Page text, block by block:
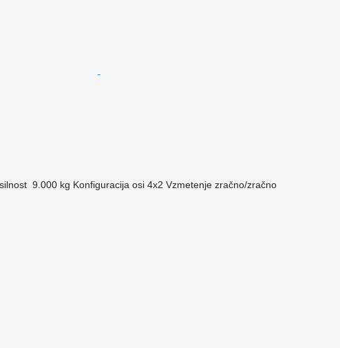
9.000 kg Konfiguracija osi 4x2 Vzmetenje zračno/zračno